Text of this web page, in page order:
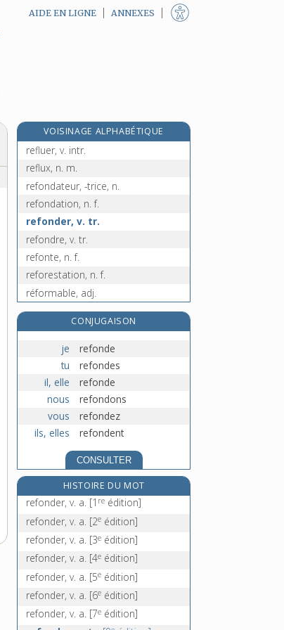
AIDE EN LIGNE ANNEXES
VOISINAGE ALPHABÉTIQUE
réflexologue, n.
refluer, v. intr.
reflux, n. m.
refondateur, -trice, n.
refondation, n. f.
refonder, v. tr.
refondre, v. tr.
refonte, n. f.
reforestation, n. f.
réformable, adj.
reformater, v. tr.
réformateur, -trice, adj. et n.
réformation, n. f.
réforme, n. f.
réformé, -ée, n.
CONJUGAISON
je
refonde
tu
refondes
il, elle
refonde
nous
refondons
vous
refondez
ils, elles
refondent
CONSULTER
HISTOIRE DU MOT
refonder, v. a. [1 re édition]
refonder, v. a. [2e édition]
refonder, v. a. [3e édition]
refonder, v. a. [4e édition]
refonder, v. a. [5e édition]
refonder, v. a. [6e édition]
refonder, v. a. [7e édition]